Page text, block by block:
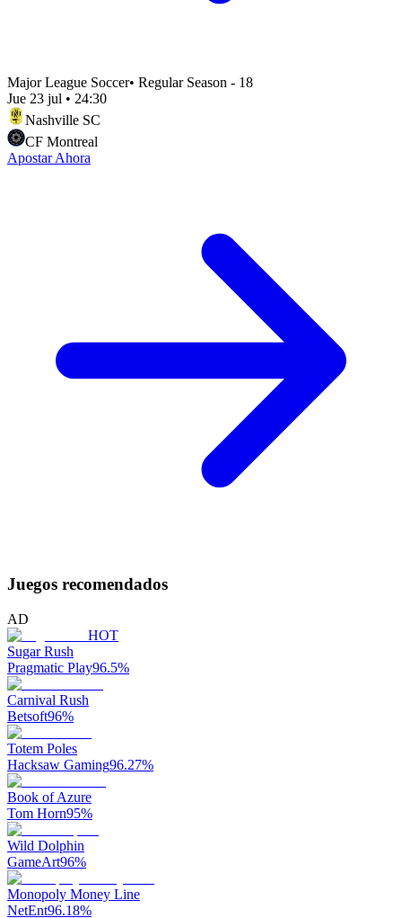
Major League Soccer• Regular Season - 18
Jue 23 jul • 24:30
Nashville SC
CF Montreal
Apostar Ahora
Juegos recomendados
AD
HOT
Sugar Rush
Pragmatic Play96.5%
Carnival Rush
Betsoft96%
Totem Poles
Hacksaw Gaming96.27%
Book of Azure
Tom Horn95%
Wild Dolphin
GameArt96%
Monopoly Money Line
NetEnt96.18%